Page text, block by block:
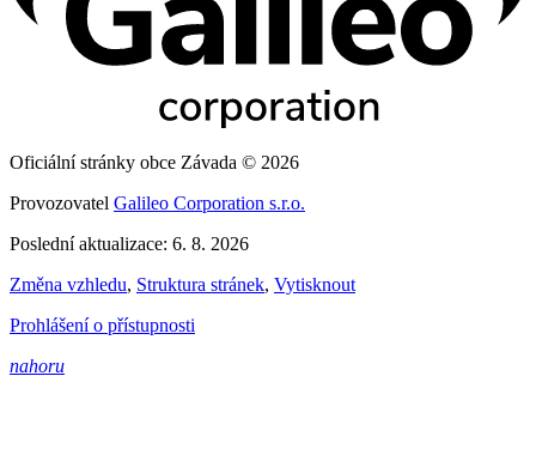
Oficiální stránky obce Závada © 2026
Provozovatel Galileo Corporation s.r.o.
Poslední aktualizace: 6. 8. 2026
Změna vzhledu, Struktura stránek, Vytisknout
Prohlášení o přístupnosti
nahoru